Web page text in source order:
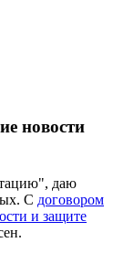
новости
даю
С договором
и защите